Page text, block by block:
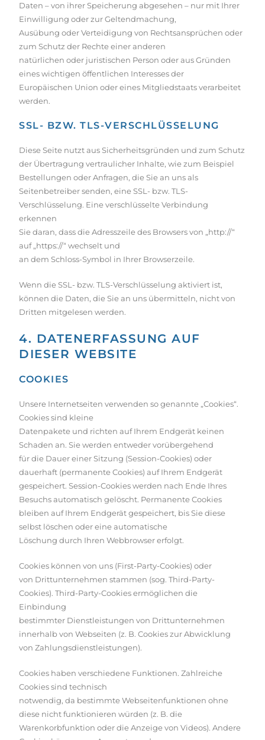
Daten – von ihrer Speicherung abgesehen – nur mit Ihrer
Einwilligung oder zur Geltendmachung,
Ausübung oder Verteidigung von Rechtsansprüchen oder
zum Schutz der Rechte einer anderen
natürlichen oder juristischen Person oder aus Gründen
eines wichtigen öffentlichen Interesses der
Europäischen Union oder eines Mitgliedstaats verarbeitet
werden.
SSL- BZW. TLS-VERSCHLÜSSELUNG
Diese Seite nutzt aus Sicherheitsgründen und zum Schutz
der Übertragung vertraulicher Inhalte, wie zum Beispiel
Bestellungen oder Anfragen, die Sie an uns als
Seitenbetreiber senden, eine SSL- bzw. TLS-
Verschlüsselung. Eine verschlüsselte Verbindung
erkennen
Sie daran, dass die Adresszeile des Browsers von „http://“
auf „https://“ wechselt und
an dem Schloss-Symbol in Ihrer Browserzeile.
Wenn die SSL- bzw. TLS-Verschlüsselung aktiviert ist,
können die Daten, die Sie an uns übermitteln, nicht von
Dritten mitgelesen werden.
4. DATENERFASSUNG AUF
DIESER WEBSITE
COOKIES
Unsere Internetseiten verwenden so genannte „Cookies“.
Cookies sind kleine
Datenpakete und richten auf Ihrem Endgerät keinen
Schaden an. Sie werden entweder vorübergehend
für die Dauer einer Sitzung (Session-Cookies) oder
dauerhaft (permanente Cookies) auf Ihrem Endgerät
gespeichert. Session-Cookies werden nach Ende Ihres
Besuchs automatisch gelöscht. Permanente Cookies
bleiben auf Ihrem Endgerät gespeichert, bis Sie diese
selbst löschen oder eine automatische
Löschung durch Ihren Webbrowser erfolgt.
Cookies können von uns (First-Party-Cookies) oder
von Drittunternehmen stammen (sog. Third-Party-
Cookies). Third-Party-Cookies ermöglichen die
Einbindung
bestimmter Dienstleistungen von Drittunternehmen
innerhalb von Webseiten (z. B. Cookies zur Abwicklung
von Zahlungsdienstleistungen).
Cookies haben verschiedene Funktionen. Zahlreiche
Cookies sind technisch
notwendig, da bestimmte Webseitenfunktionen ohne
diese nicht funktionieren würden (z. B. die
Warenkorbfunktion oder die Anzeige von Videos). Andere